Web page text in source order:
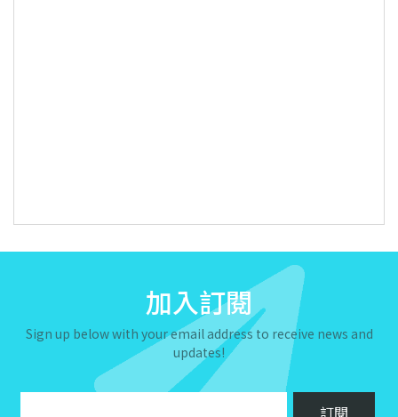
加入訂閱
Sign up below with your email address to receive news and
updates!